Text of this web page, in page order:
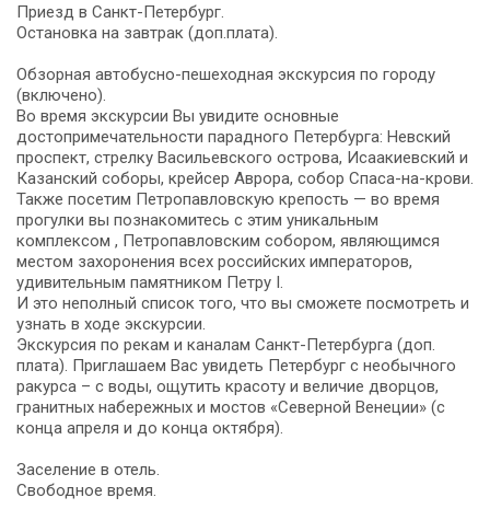
Приезд в Санкт-Петербург.
Остановка на завтрак (доп.плата).
Обзорная автобусно-пешеходная экскурсия по городу
(включено).
Во время экскурсии Вы увидите основные
достопримечательности парадного Петербурга: Невский
проспект, стрелку Васильевского острова, Исаакиевский и
Казанский соборы, крейсер Аврора, собор Спаса-на-крови.
Также посетим Петропавловскую крепость — во время
прогулки вы познакомитесь с этим уникальным
комплексом , Петропавловским собором, являющимся
местом захоронения всех российских императоров,
удивительным памятником Петру I.
И это неполный список того, что вы сможете посмотреть и
узнать в ходе экскурсии.
Экскурсия по рекам и каналам Санкт-Петербурга (доп.
плата). Приглашаем Вас увидеть Петербург с необычного
ракурса – с воды, ощутить красоту и величие дворцов,
гранитных набережных и мостов «Северной Венеции» (с
конца апреля и до конца октября).
Заселение в отель.
Свободное время.